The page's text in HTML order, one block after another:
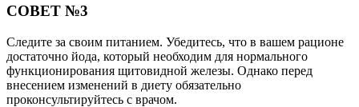
СОВЕТ №3
Следите за своим питанием. Убедитесь, что в вашем рационе
достаточно йода, который необходим для нормального
функционирования щитовидной железы. Однако перед
внесением изменений в диету обязательно
проконсультируйтесь с врачом.